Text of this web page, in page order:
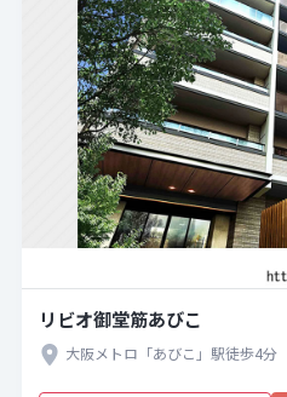
リビオ御堂筋あびこ
大阪メトロ「あびこ」駅徒歩4分